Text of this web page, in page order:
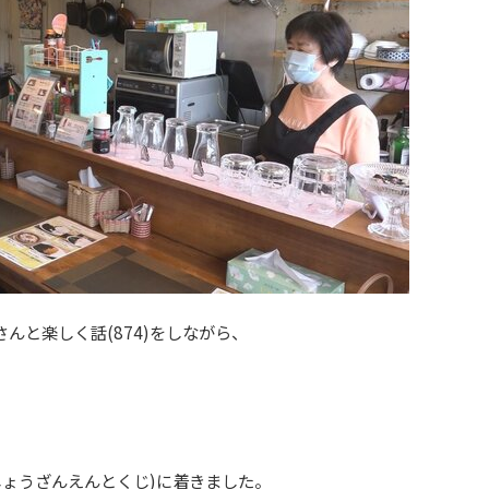
んと楽しく話(874)をしながら、
うざんえんとくじ)に着きました。